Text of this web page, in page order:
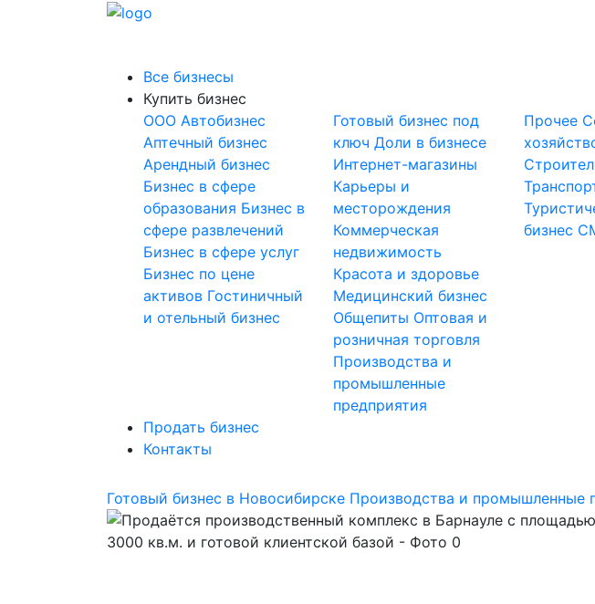
Все бизнесы
Купить бизнес
OOO Автобизнес
Аптечный бизнес
Арендный бизнес
Бизнес в сфере
образования Бизнес в
сфере развлечений
Бизнес в сфере услуг
Бизнес по цене
активов Гостиничный
и отельный бизнес
Готовый бизнес под
ключДоли в бизнесе
Интернет-магазины
Карьеры и
месторождения
Коммерческая
недвижимость
Красота и здоровье
Медицинский бизнес
Общепиты Оптовая и
розничная торговля
Производства и
промышленные
предприятия
Прочее
бизнес
Продать бизнес
Контакты
Готовый бизнес в Новосибирске Производства и промышленные